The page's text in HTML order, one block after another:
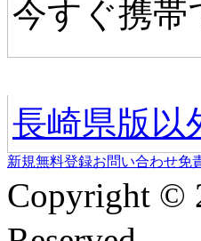
今すぐ携帯
長崎県版以
新規無料登録お問い合わせ免
Copyright ©